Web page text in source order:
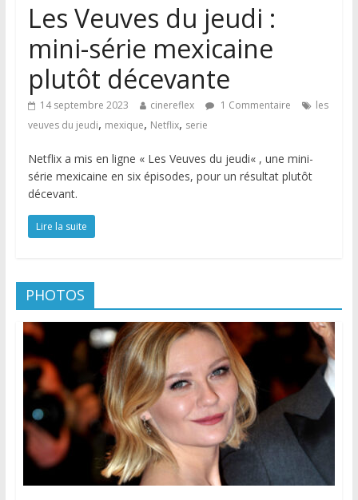
Les Veuves du jeudi :
mini-série mexicaine
plutôt décevante
14 septembre 2023 cinereflex 1 Commentaire
les
veuves du jeudi, mexique, Netflix, serie
Netflix a mis en ligne « Les Veuves du jeudi« , une mini-
série mexicaine en six épisodes, pour un résultat plutôt
décevant.
Lire la suite
PHOTOS